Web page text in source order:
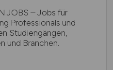
– Jobs für
Professionals und
Studiengängen,
und Branchen.